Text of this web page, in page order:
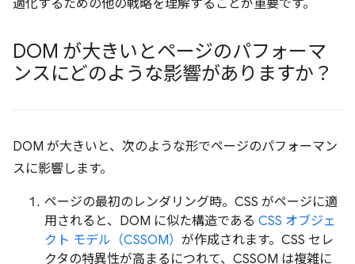
適化するための他の戦略を理解することが重要です。
DOM が大きいとページのパフォーマ
ンスにどのような影響がありますか？
DOM が大きいと、次のような形でページのパフォーマン
スに影響します。
ページの最初のレンダリング時。CSS がページに適
用されると、DOM に似た構造である CSS オブジェ
クト モデル（CSSOM） が作成されます。CSS セレ
クタの特異性が高まるにつれて、CSSOM は複雑に